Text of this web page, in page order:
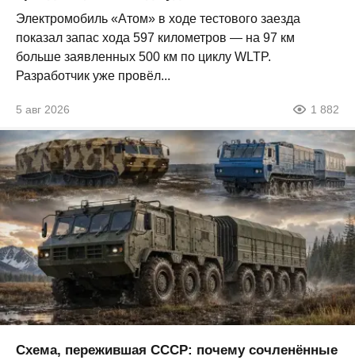
Электромобиль «Атом» в ходе тестового заезда
показал запас хода 597 километров — на 97 км
больше заявленных 500 км по циклу WLTP.
Разработчик уже провёл...
5 авг 2026 1 882
Схема, пережившая СССР: почему сочленённые